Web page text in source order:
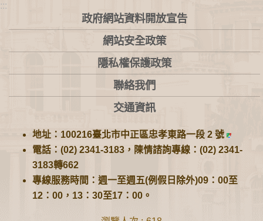
:::
政府網站資料開放宣告
網站安全政策
隱私權保護政策
聯絡我們
交通資訊
地址：100216臺北市中正區忠孝東路一段 2 號
電話：(02) 2341-3183，陳情諮詢專線：(02) 2341-
3183轉662
專線服務時間：週一至週五(例假日除外)09：00至
12：00，13：30至17：00。